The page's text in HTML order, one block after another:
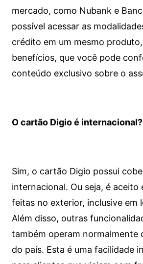
mercado, como Nubank e
possível acessar as
crédito em um mesmo
benefícios, que você pode
conteúdo exclusivo sobre o
O cartão Digio é internacional?
Sim, o cartão Digio possui
internacional. Ou seja, é aceito
feitas no exterior, inclusive em
Além disso, outras
também operam normalmente
do país. Esta é uma facilidade